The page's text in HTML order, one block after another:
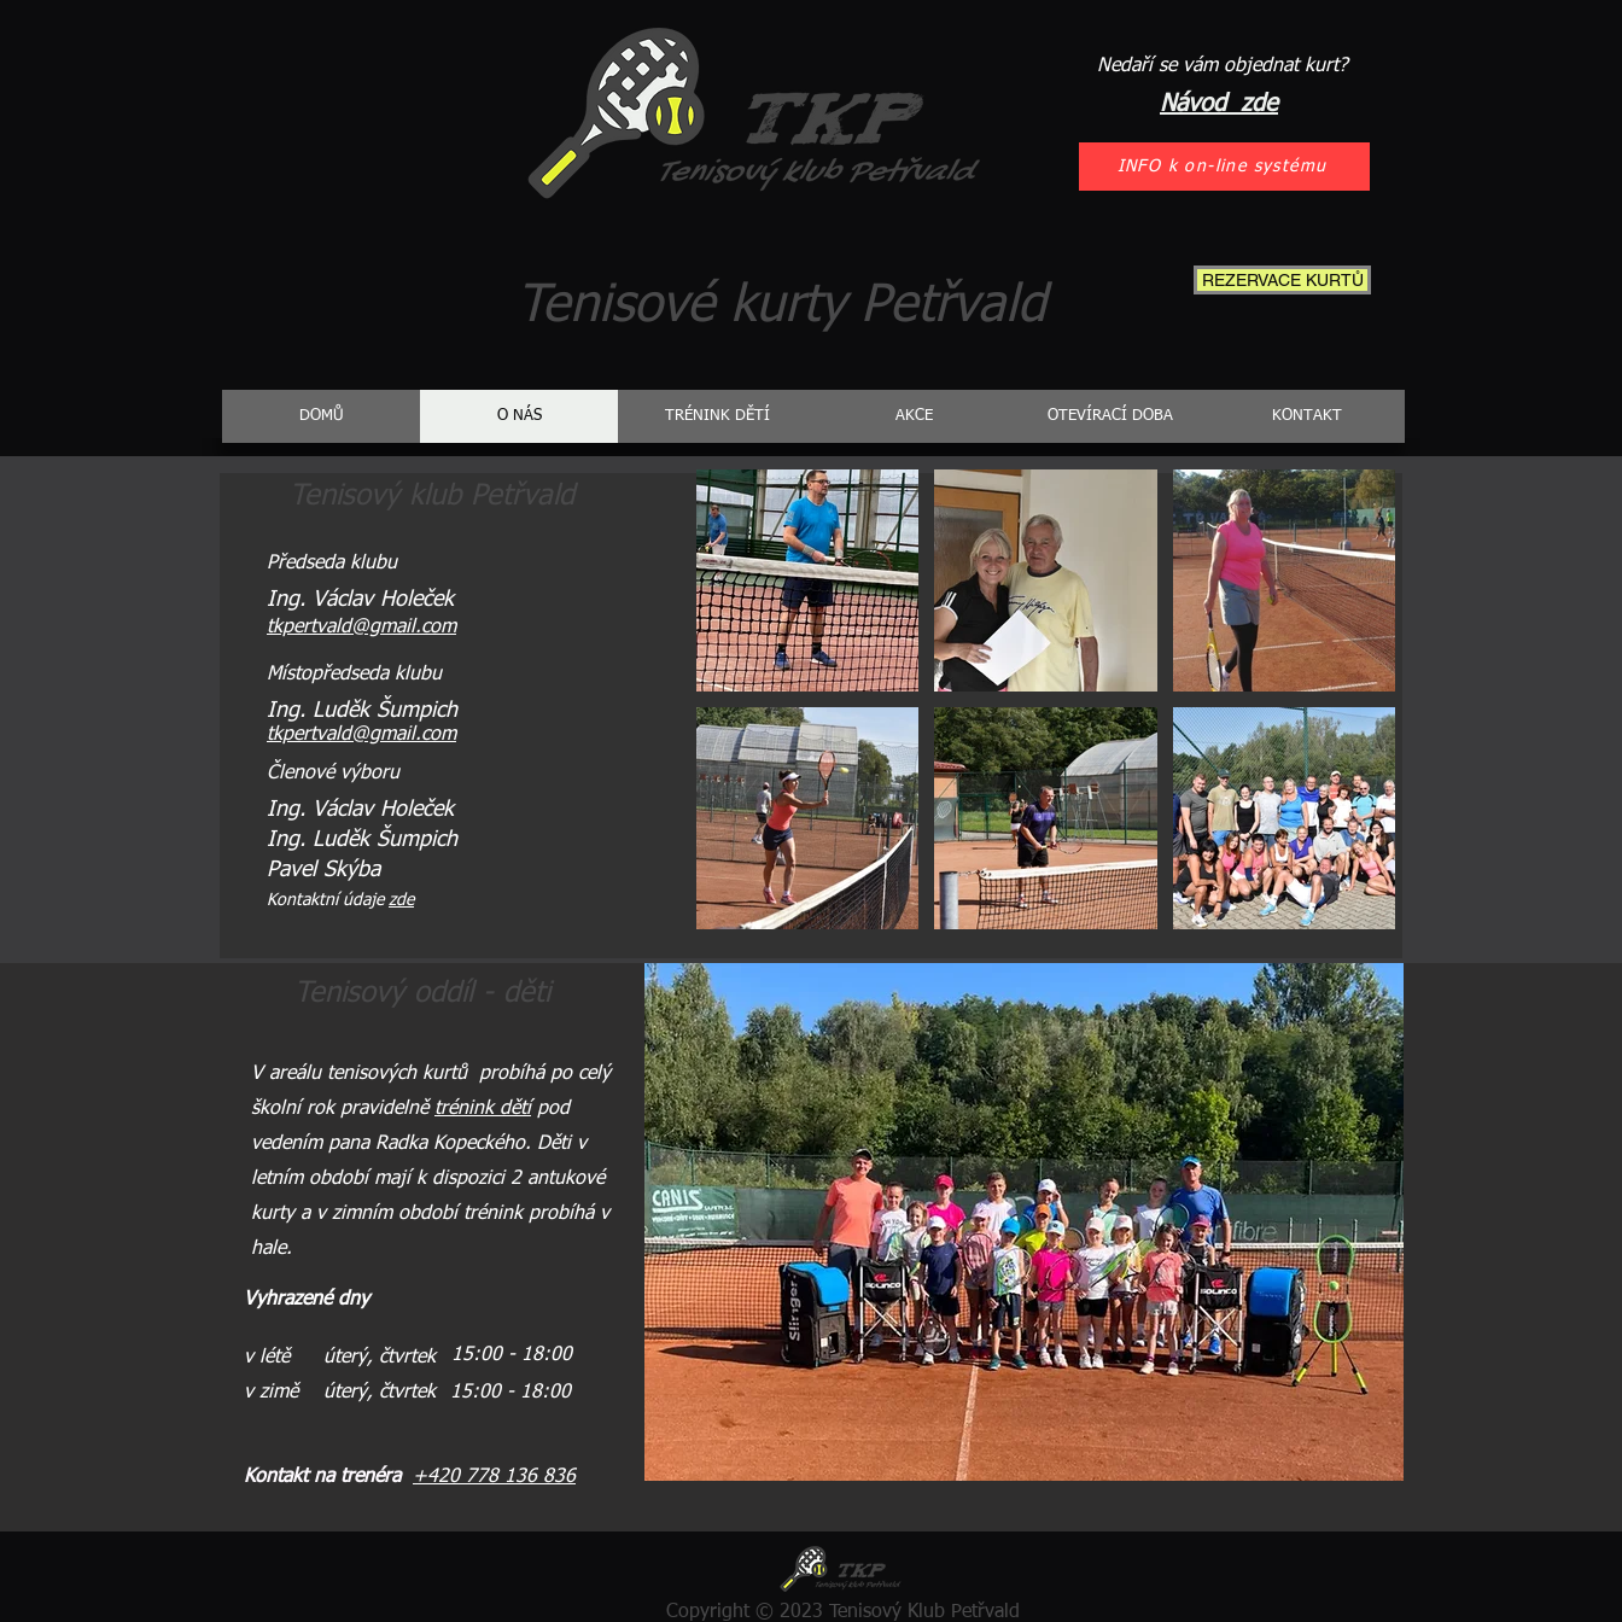
Nedaří se vám objednat kurt?
Návod zde
INFO k on-line systému
Tenisové kurty Petřvald REZERVACE KURTŮ
DOMŮ O NÁS TRÉNINK DĚTÍ AKCE OTEVÍRACÍ DOBA KONTAKT
Tenisový klub Petřvald
Předseda klubu
Ing. Václav Holeček
Místopředseda klubu
Ing. Luděk Šumpich
Členové výboru
Ing. Václav Holeček
Ing. Luděk Šumpich
Pavel Skýba
Kontaktní údajezde
tkpertvald@gmail.com
tkpertvald@gmail.com
Tenisový oddíl - děti
Vareálu tenisových kurtů probíhá po celý
školní rok pravidelně trénink dětípod
vedením pana Radka Kopeckého. Děti v
letním období mají k dispozici 2 antukové
kurty a v zimním období trénink probíhá v
hale.
Vyhrazené dny
Kontakt na trenéra +420778 136 836
15:00 - 18:00
15:00 - 18:00
v létě
v zimě
úterý, čtvrtek
úterý, čtvrtek
Copyright © 2023 Tenisový Klub Petřvald